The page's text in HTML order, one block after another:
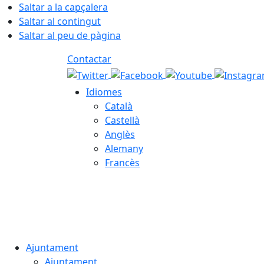
Saltar a la capçalera
Saltar al contingut
Saltar al peu de pàgina
Contactar
Idiomes
Català
Castellà
Anglès
Alemany
Francès
Ajuntament